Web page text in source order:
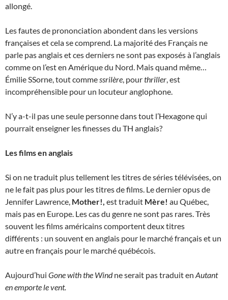
allongé.
Les fautes de prononciation abondent dans les versions
françaises et cela se comprend. La majorité des Français ne
parle pas anglais et ces derniers ne sont pas exposés à l’anglais
comme on l’est en Amérique du Nord. Mais quand même…
Émilie SSorne, tout commessrilère, pourthriller, est
incompréhensible pour un locuteur anglophone.
N’y a-t-il pas une seule personne dans tout l’Hexagone qui
pourrait enseigner les finesses du TH anglais?
Les films en anglais
Si on ne traduit plus tellement les titres de séries télévisées, on
ne le fait pas plus pour les titres de films. Le dernier opus de
Jennifer Lawrence, Mother!, est traduit Mère! au Québec,
mais pas en Europe. Les cas du genre ne sont pas rares. Très
souvent les films américains comportent deux titres
différents : un souvent en anglais pour le marché français et un
autre en français pour le marché québécois.
Aujourd’hui Gone with the Windne serait pas traduit en Autant
en emporte le vent.